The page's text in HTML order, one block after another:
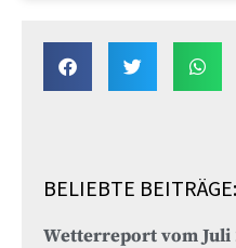
BELIEBTE BEITRÄGE:
Wetterreport vom Juli